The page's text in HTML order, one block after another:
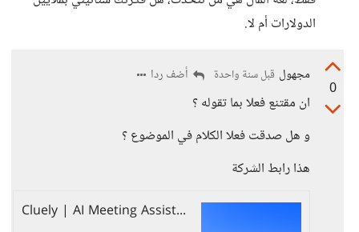
الدولارات أم لا.
0
مجهول قبل سنة واحدة أضف ردا
ان مقتنع فعلا بما تقوله ؟
و هل صدقت فعلا الكلام في الموضوع ؟
هذا رابط الشركة
Cluely | AI Meeting Assistant, Sales AI, Note Taker, & Live Transcripts